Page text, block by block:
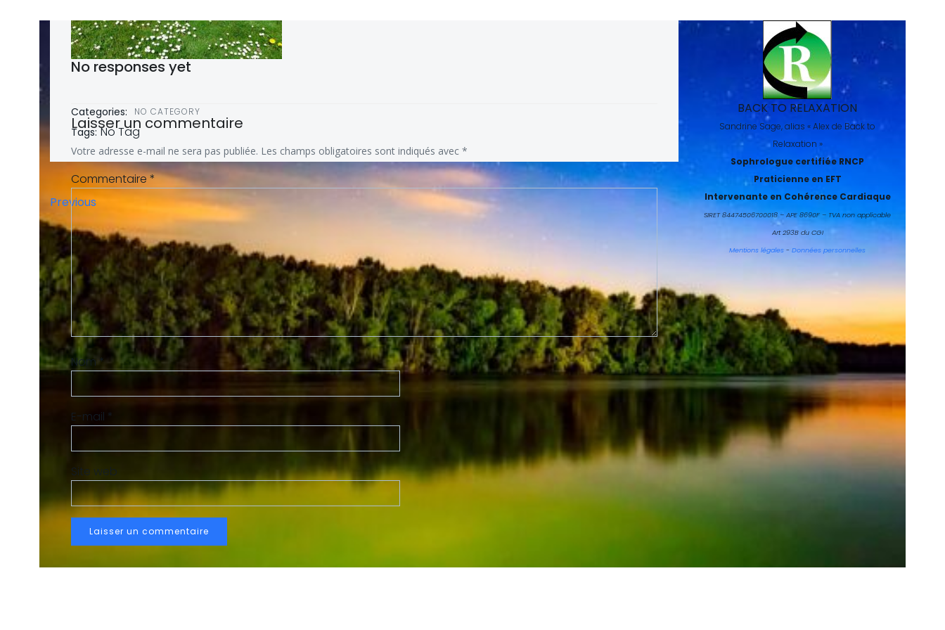
Categories: NO CATEGORY
Tags: No Tag
Post
navigation
Previous
No responses yet
Laisser un commentaire
Votre adresse e-mail ne sera pas publiée. Les champs obligatoires sont indiqués avec *
Commentaire*
Nom *
E-mail *
Site web
BACK TO RELAXATION
Sandrine Sage, alias « Alex de Back to
Relaxation »
Sophrologue certifiée RNCP
Praticienne en EFT
Intervenante en Cohérence Cardiaque
SIRET 84474506700018 – APE 8690F – TVA non applicable
Art 293B du CGI
Mentions légales - Données personnelles